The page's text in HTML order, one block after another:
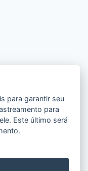
para garantir seu
para
Este último será